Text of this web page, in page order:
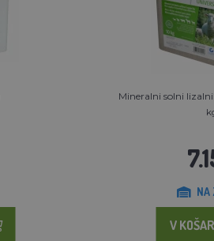
Mineralni solni
NA
V